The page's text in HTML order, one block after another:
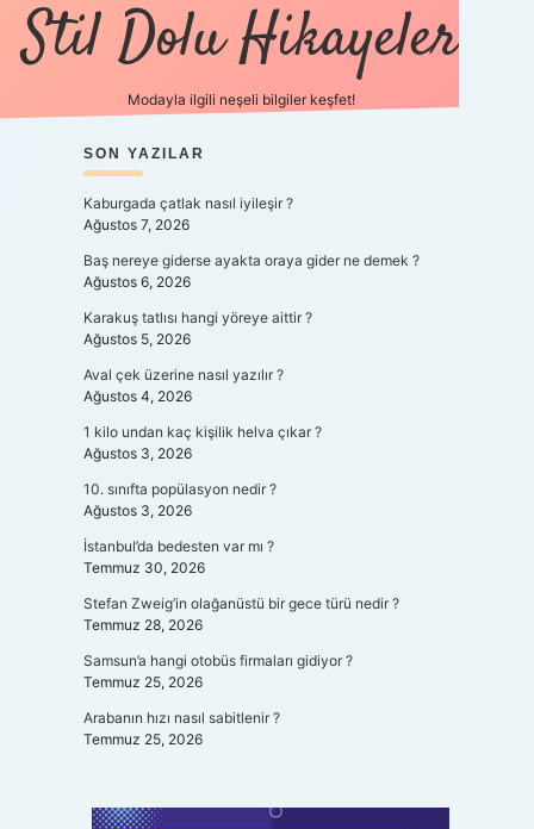
Stil Dolu Hikayeler
Modayla ilgili neşeli bilgiler keşfet!
SIDEBAR
SON YAZILAR
Kaburgada çatlak nasıl iyileşir ?
Ağustos 7, 2026
Baş nereye giderse ayakta oraya gider ne demek ?
Ağustos 6, 2026
Karakuş tatlısı hangi yöreye aittir ?
Ağustos 5, 2026
Aval çek üzerine nasıl yazılır ?
Ağustos 4, 2026
1 kilo undan kaç kişilik helva çıkar ?
Ağustos 3, 2026
10. sınıfta popülasyon nedir ?
Ağustos 3, 2026
İstanbul’da bedesten var mı ?
Temmuz 30, 2026
Stefan Zweig’in olağanüstü bir gece türü nedir ?
Temmuz 28, 2026
Samsun’a hangi otobüs firmaları gidiyor ?
Temmuz 25, 2026
Arabanın hızı nasıl sabitlenir ?
Temmuz 25, 2026